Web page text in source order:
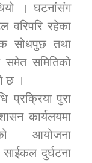
। घटनांसंग
वरिपरि रहेका
सोधपुछ तथा
समितिको
छ ।
पुरा
कार्यलयमा
आयोजना
दुर्घटना